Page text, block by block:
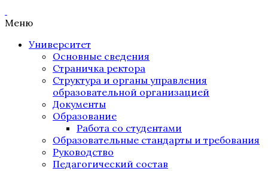
Меню
Университет
Основные сведения
Страничка ректора
Структура и органы управления
образовательной организацией
Документы
Образование
Работа со студентами
Образовательные стандарты и требования
Руководство
Педагогический состав